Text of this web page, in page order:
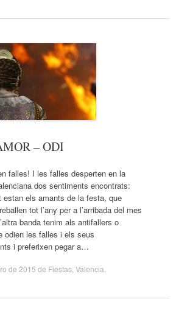
– ODI
falles! I les falles desperten en la
dos sentiments encontrats:
estan els amants de la festa, que
tot l’any per a l’arribada del mes
banda tenim als antifallers o
odien les falles i els seus
i preferixen pegar a…
de 2015 de Fiestas, Valencia